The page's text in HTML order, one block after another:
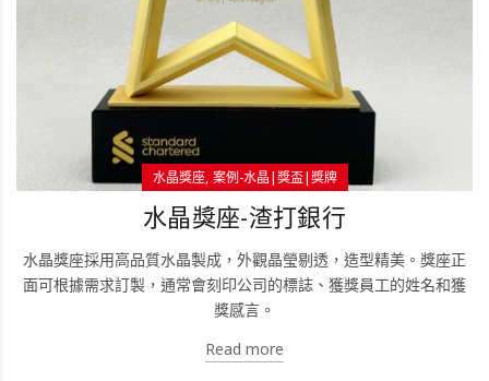
水晶獎座 案例-水晶|獎盃|獎牌
水晶獎座-渣打銀行
水晶獎座採用高品質水晶製成，外觀晶瑩剔透，造型精美。獎座正
面可根據需求訂製，通常會刻印公司的標誌、獲獎員工的姓名和獲
獎感言。
Read more